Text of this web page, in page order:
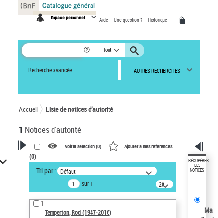
Espace personnel Aide Une question ? Historique
Tout
Recherche avancée AUTRES RECHERCHES
Accueil Liste de notices d’autorité
1 Notices d'autorité
VOTRE RECHERCHE
Recherche avancée dans les
notices d’autorité
Œuvres liées à l'auteur :
Temperton, Rod (1947-2016)
Voir la sélection (0) Ajouter à mes références
(0)
Tri par : Défaut
sur 1
20
résultats/page
1
Temperton, Rod (1947-2016)
RÉCUPÉRER
LES
NOTICES
Ma
Panneau de gestion des cookies